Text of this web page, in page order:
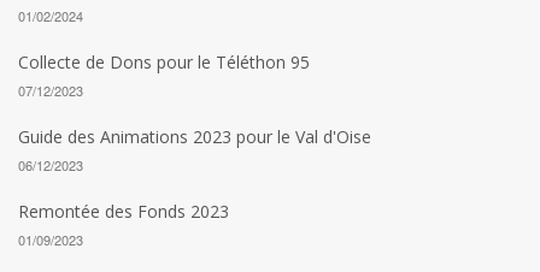
01/02/2024
Collecte de Dons pour le Téléthon 95
07/12/2023
Guide des Animations 2023 pour le Val d'Oise
06/12/2023
Remontée des Fonds 2023
01/09/2023